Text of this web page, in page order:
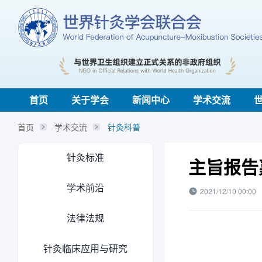
首页 关于学会 新闻中心 学术交流
首页 学术交流 针灸科普
针灸标准
学术前沿
法律法规
针灸临床应用与研究
主旨报
2021/12/10 00:00